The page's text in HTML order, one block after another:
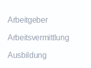
Arbeitgeber
Arbeitsvermittlung
Ausbildung